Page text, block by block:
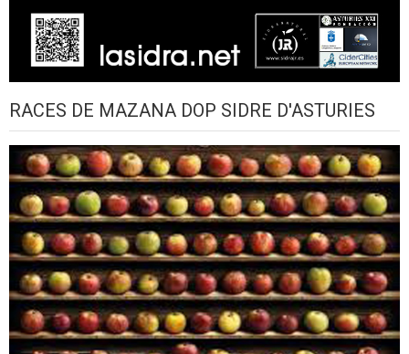
RACES DE MAZANA DOP SIDRE D'ASTURIES